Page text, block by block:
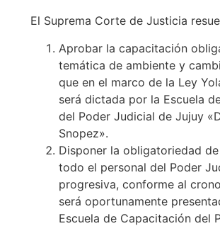
El Suprema Corte de Justicia
Aprobar la capacitación
temática de ambiente y
que en el marco de la Ley
será dictada por la Escuela
del Poder Judicial de Jujuy
Snopez».
Disponer la obligatoriedad
todo el personal del Poder
progresiva, conforme al
será oportunamente
Escuela de Capacitación del